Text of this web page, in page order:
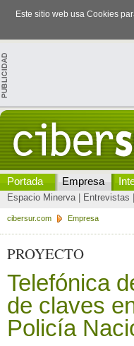
Este sitio web usa Cookies
Portada Empresa
Espacio Minerva| Entrevistas
cibersur.com Empresa
PROYECTO
Telefónica
de claves
Policía